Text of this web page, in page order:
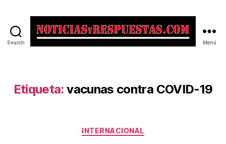
Search Menú
Etiqueta: vacunas contra COVID-19
Categorías
INTERNACIONAL